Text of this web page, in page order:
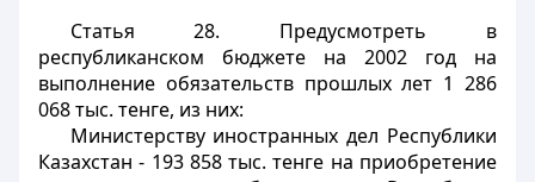
Статья 28. Предусмотреть в
республиканском бюджете на 2002 год на
выполнение обязательств прошлых лет 1 286
068 тыс. тенге, из них:
Министерству иностранных дел Республики
Казахстан - 193 858 тыс. тенге на приобретение